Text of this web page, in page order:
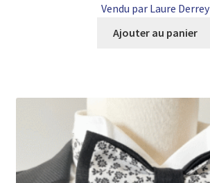
Vendu par Laure Derrey
Ajouter au panier